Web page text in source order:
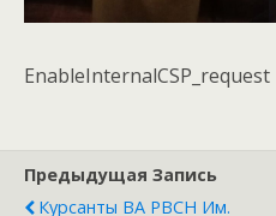
EnableInternalCSP_request
Предыдущая Запись
Курсанты ВА РВСН Им.